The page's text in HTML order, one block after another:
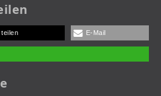
teilen E-Mail